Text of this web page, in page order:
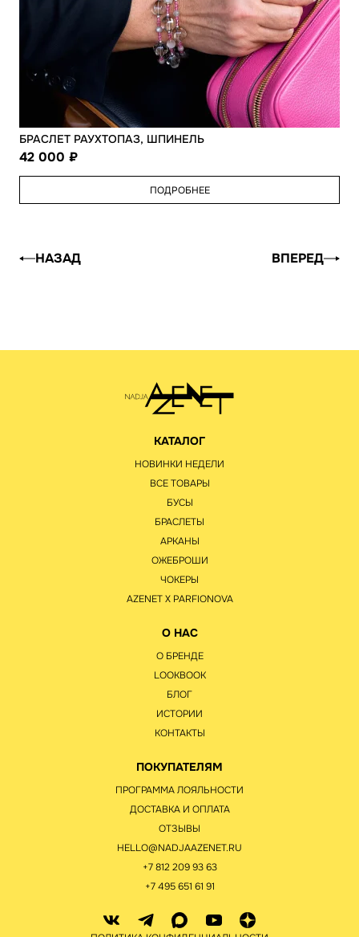
БРАСЛЕТ РАУХТОПАЗ, ШПИНЕЛЬ
42 000
ПОДРОБНЕЕ
НАЗАД ВПЕРЕД
КАТАЛОГ
НОВИНКИ НЕДЕЛИ
ВСЕ ТОВАРЫ
БУСЫ
БРАСЛЕТЫ
АРКАНЫ
ОЖЕБРОШИ
ЧОКЕРЫ
AZENET Х PARFIONOVA
О НАС
О БРЕНДЕ
LOOKBOOK
БЛОГ
ИСТОРИИ
КОНТАКТЫ
ПОКУПАТЕЛЯМ
ПРОГРАММА ЛОЯЛЬНОСТИ
ДОСТАВКА И ОПЛАТА
ОТЗЫВЫ
HELLO@NADJAAZENET.RU
+7 812 209 93 63
+7 495 651 61 91